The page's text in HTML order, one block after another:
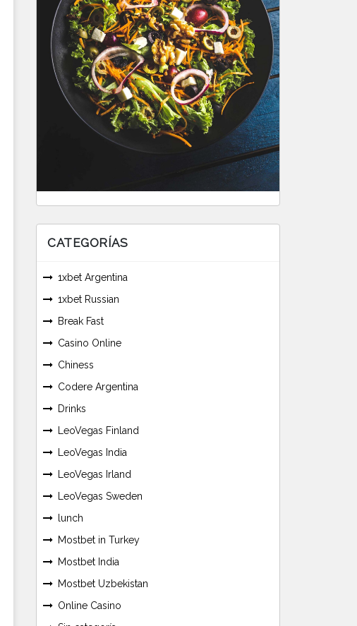
CATEGORÍAS
1xbet Argentina
1xbet Russian
Break Fast
Casino Online
Chiness
Codere Argentina
Drinks
LeoVegas Finland
LeoVegas India
LeoVegas Irland
LeoVegas Sweden
lunch
Mostbet in Turkey
Mostbet India
Mostbet Uzbekistan
Online Casino